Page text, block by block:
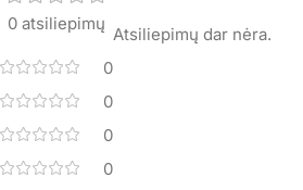
0 atsiliepimų
0
0
0
0
Atsiliepimų dar nėra.